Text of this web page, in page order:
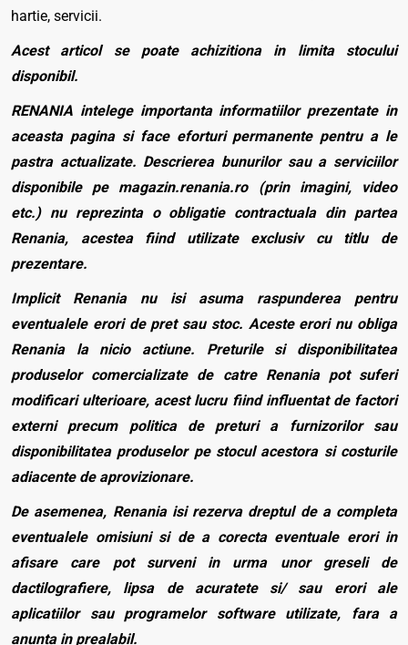
hartie, servicii.
Acest articol se poate achizitiona in limita stocului
disponibil.
RENANIA intelege importanta informatiilor prezentate in
aceasta pagina si face eforturi permanente pentru a le
pastra actualizate. Descrierea bunurilor sau a serviciilor
disponibile pe magazin.renania.ro (prin imagini, video
etc.) nu reprezinta o obligatie contractuala din partea
Renania, acestea fiind utilizate exclusiv cu titlu de
prezentare.
Implicit Renania nu isi asuma raspunderea pentru
eventualele erori de pret sau stoc. Aceste erori nu obliga
Renania la nicio actiune. Preturile si disponibilitatea
produselor comercializate de catre Renania pot suferi
modificari ulterioare, acest lucru fiind influentat de factori
externi precum politica de preturi a furnizorilor sau
disponibilitatea produselor pe stocul acestora si costurile
adiacente de aprovizionare.
De asemenea, Renania isi rezerva dreptul de a completa
eventualele omisiuni si de a corecta eventuale erori in
afisare care pot surveni in urma unor greseli de
dactilografiere, lipsa de acuratete si/ sau erori ale
aplicatiilor sau programelor software utilizate, fara a
anunta in prealabil.